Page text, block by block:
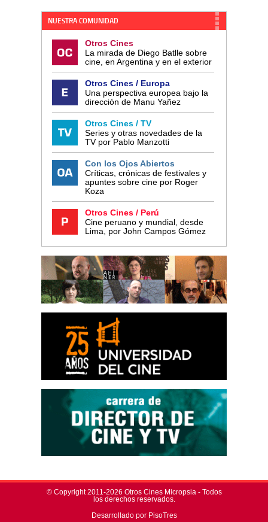
NUESTRA COMUNIDAD
Otros Cines
La mirada de Diego Batlle sobre
cine, en Argentina y en el exterior
Otros Cines / Europa
Una perspectiva europea bajo la
dirección de Manu Yañez
Otros Cines / TV
Series y otras novedades de la
TV por Pablo Manzotti
Con los Ojos Abiertos
Críticas, crónicas de festivales y
apuntes sobre cine por Roger
Koza
Otros Cines / Perú
Cine peruano y mundial, desde
Lima, por John Campos Gómez
© Copyright 2011-2026 Otros Cines Micropsia - Todos
los derechos reservados.
Desarrollado por PisoTres